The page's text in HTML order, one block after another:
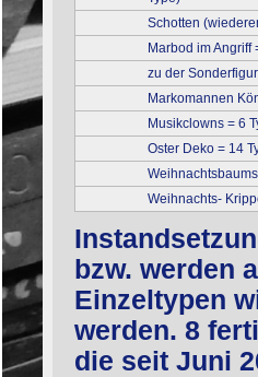
Schotten
Marbod im Angriff
zu der
Markomannen
Musikclowns = 6
Oster Deko = 14
Weihnachts-
bzw. werden
Einzeltypen
werden. 8
die seit Juni